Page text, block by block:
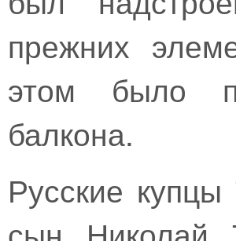
прежних
этом было
балкона.
Русские